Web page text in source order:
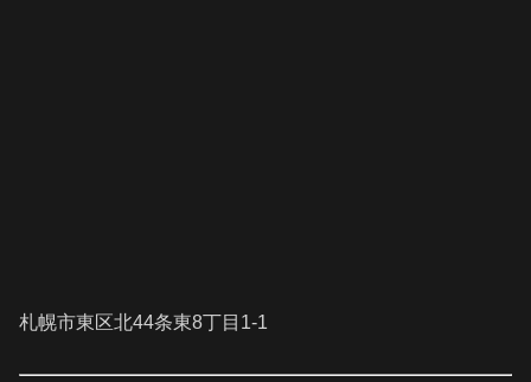
札幌市東区北44条東8丁目1-1